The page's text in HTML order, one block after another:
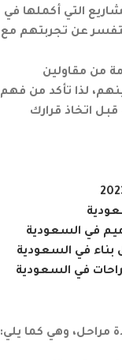
التي أكملها في
عن تجربتهم مع
من مقاولين
لذا تأكد من فهم
قبل اتخاذ قرارك
في السعودية
في السعودية
في السعودية
مراحل، وهي كما يلي: